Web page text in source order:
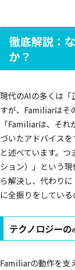
徹底解説：
か？
現代のAIの多くは
すが、Familiarはそ
「Familiarは、そ
づいたアドバイスを
と述べています。
ション）」という
ら解決し、代わり
に全振りをしている
テクノロジー
Familiarの動作を支